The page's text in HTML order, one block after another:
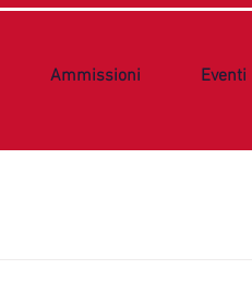
Ammissioni Eventi